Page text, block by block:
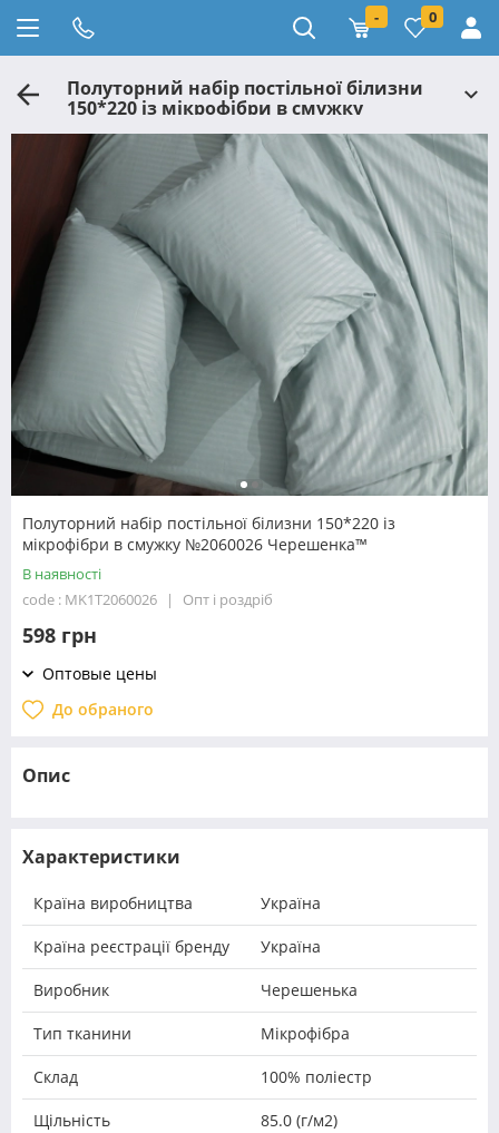
- 0
Полуторний набір постільної білизни
150*220 із мікрофібри в смужку
№2060026 Черешенка™
Полуторний набір постільної білизни 150*220 із
мікрофібри в смужку №2060026 Черешенка™
В наявності
code : MK1T2060026
Опт і роздріб
598 грн
Оптовые цены
До обраного
Опис
Характеристики
Країна виробництва Україна
Країна реєстрації бренду Україна
Виробник Черешенька
Тип тканини Мікрофібра
Склад 100% поліестр
Щільність 85.0 (г/м2)